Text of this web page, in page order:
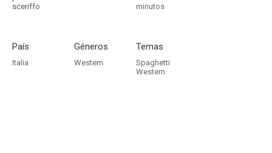
sceriffo
minutos
País
Italia
Géneros
Western
Temas
Spaghetti
Western